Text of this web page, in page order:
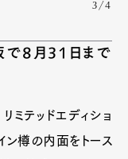
3/4
で8月31日まで
ミテッドエディショ
ン樽の内面をトース